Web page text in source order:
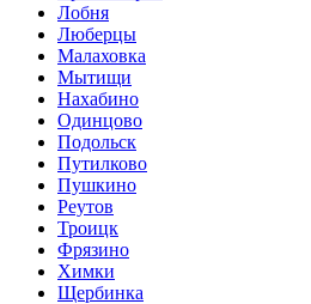
Лобня
Люберцы
Малаховка
Мытищи
Нахабино
Одинцово
Подольск
Путилково
Пушкино
Реутов
Троицк
Фрязино
Химки
Щербинка